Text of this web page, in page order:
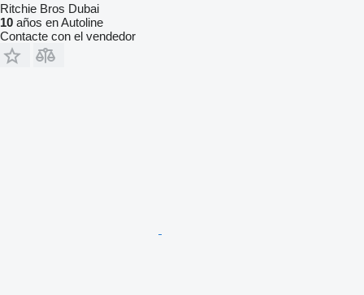
Ritchie Bros Dubai
10 años en Autoline
Contacte con el vendedor